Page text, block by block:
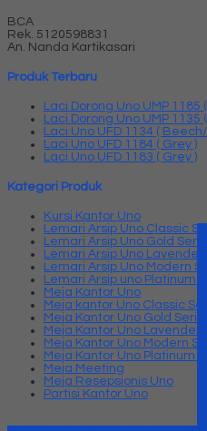
BCA
Rek. 5120598831
An. Nanda Kartikasari
Produk Terbaru
Laci Dorong Uno UMP 1185
Laci Dorong Uno UMP
Laci Uno UFD 1134 (
Laci Uno UFD 1184 ( Grey )
Laci Uno UFD 1183 ( Grey )
Kategori Produk
Kursi Kantor Uno
Lemari Arsip Uno Classic
Lemari Arsip Uno Gold
Lemari Arsip Uno Lavender
Lemari Arsip Uno Modern
Lemari Arsip uno Platinum
Meja Kantor Uno
Meja kantor Uno Classic
Meja Kantor Uno Gold
Meja Kantor Uno Lavender
Meja Kantor Uno Modern
Meja Kantor Uno Platinum
Meja Meeting
Meja Resepsionis Uno
Partisi Kantor Uno